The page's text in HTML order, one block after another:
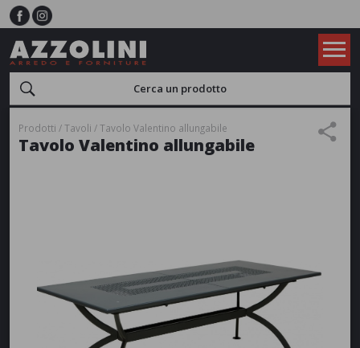
Prodotti Tavoli Tavolo Valentino allungabile
Tavolo Valentino allungabile